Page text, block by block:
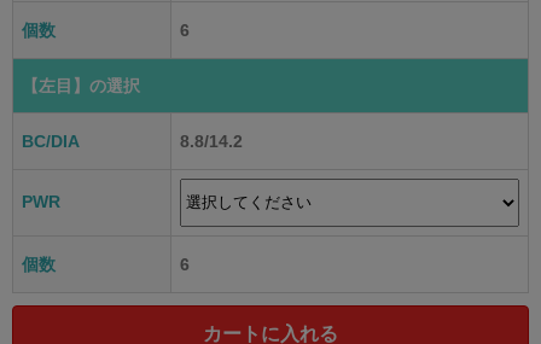
個数 6
【左目】 の選択
BC/DIA 8.8/14.2
PWR
個数 6